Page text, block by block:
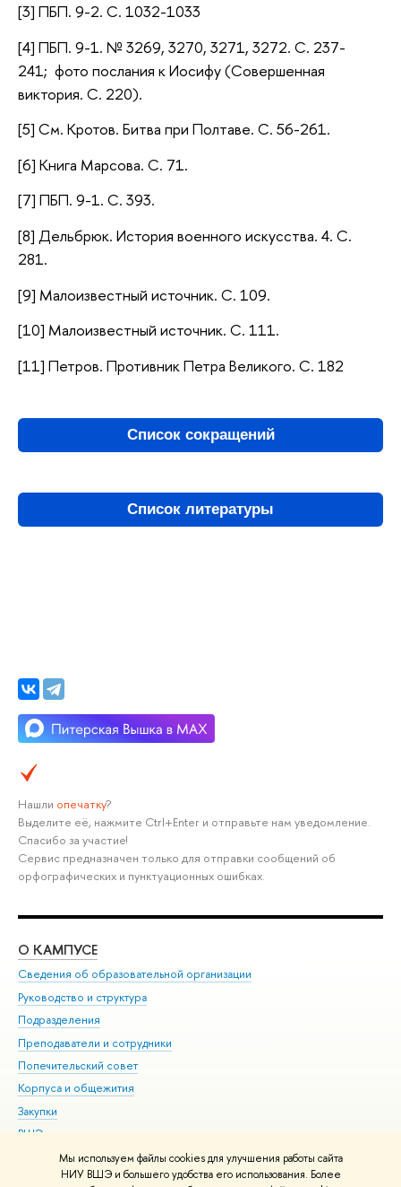
Мы используем файлы cookies для улучшения работы сайта
НИУ ВШЭ и большего удобства его использования. Более
[3] ПБП. 9-2. С. 1032-1033
[4] ПБП. 9-1. № 3269, 3270, 3271, 3272. С. 237-
241; фото послания к Иосифу (Совершенная
виктория. С. 220).
[5] См. Кротов. Битва при Полтаве. С. 56-261.
[6] Книга Марсова. С. 71.
[7] ПБП. 9-1. С. 393.
[8] Дельбрюк. История военного искусства. 4. С.
281.
[9] Малоизвестный источник. С. 109.
[10] Малоизвестный источник. С. 111.
[11] Петров. Противник Петра Великого. С. 182
Список сокращений
Список литературы
Нашли опечатку?
Выделите её, нажмите Ctrl+Enter и отправьте нам уведомление.
Спасибо за участие!
Сервис предназначен только для отправки сообщений об
орфографических и пунктуационных ошибках.
О КАМПУСЕ
Сведения об образовательной организации
Руководство и структура
Подразделения
Преподаватели и сотрудники
Попечительский совет
Корпуса и общежития
Закупки
ВШЭ для студентов с ограниченными возможностями
здоровья и инвалидностью
Версия для слабовидящих